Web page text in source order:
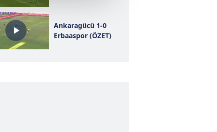
sunulması
ve sizlere yönelik
ve sitemizde ilgili
Ankaragücü 1-0
Erbaaspor (ÖZET)